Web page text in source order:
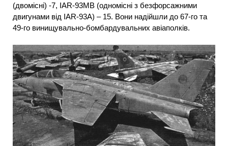
(двомісні) -7, IAR-93MB (одномісні з безфорсажними
двигунами від IAR-93A) – 15. Вони надійшли до 67-го та
49-го винищувально-бомбардувальних авіаполків.